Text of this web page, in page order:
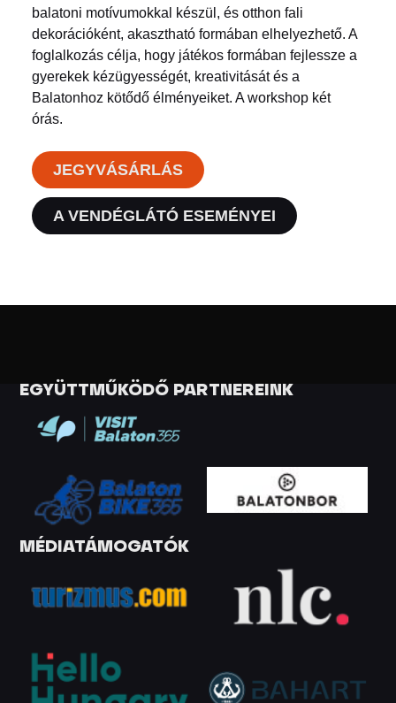
balatoni motívumokkal készül, és otthon fali
dekorációként, akasztható formában elhelyezhető. A
foglalkozás célja, hogy játékos formában fejlessze a
gyerekek kézügyességét, kreativitását és a
Balatonhoz kötődő élményeiket. A workshop két
órás.
JEGYVÁSÁRLÁS
A VENDÉGLÁTÓ ESEMÉNYEI
EGYÜTTMŰKÖDŐ PARTNEREINK
MÉDIATÁMOGATÓK